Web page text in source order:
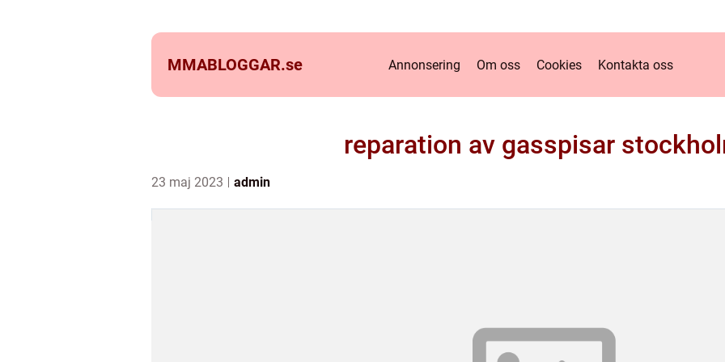
MMABLOGGAR.se Annonsering Om oss Cookies Kontakta oss
reparation av gasspisar
23 maj 2023 admin